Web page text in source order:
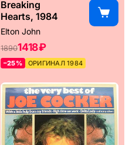
Breaking
Hearts, 1984
Elton John
18901418 ₽
–25% ОРИГИНАЛ 1984